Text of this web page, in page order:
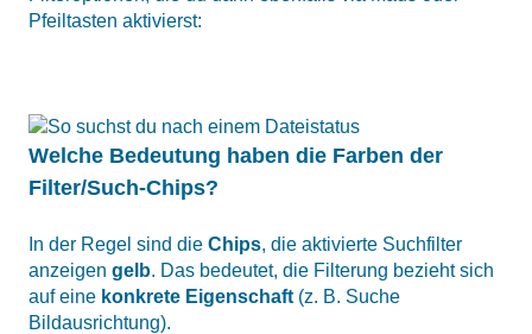
Pfeiltasten aktivierst:
Welche Bedeutung haben die Farben der
Filter/Such-Chips?
In der Regel sind die Chips, die aktivierte Suchfilter
anzeigen gelb. Das bedeutet, die Filterung bezieht sich
auf eine konkrete Eigenschaft (z. B. Suche
Bildausrichtung).